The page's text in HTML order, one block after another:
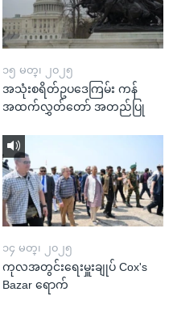
၁၅ မတ္၊ ၂၀၂၅
အသုံးစရိတ်ဥပဒေကြမ်း ကန်
အထက်လွှတ်တော် အတည်ပြု
၁၄ မတ္၊ ၂၀၂၅
ကုလအတွင်းရေးမှူးချုပ် Cox's
Bazar ရောက်